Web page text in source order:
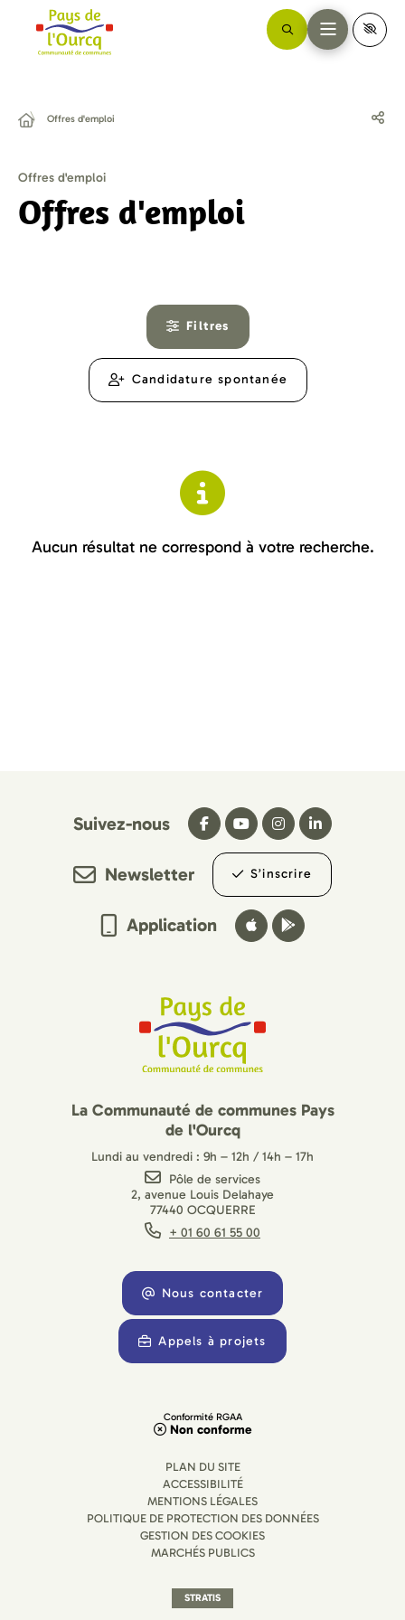
Offres d'emploi
Offres d'emploi
Offres d'emploi
Filtres
Candidature spontanée
Aucun résultat ne correspond à votre recherche.
Suivez-nous
Newsletter S’inscrire
Application
La Communauté de communes Pays
de l'Ourcq
Lundi au vendredi : 9h – 12h / 14h – 17h
Pôle de services
2, avenue Louis Delahaye
77440 OCQUERRE
+ 01 60 61 55 00
Nous contacter
Appels à projets
Conformité RGAA
Non conforme
PLAN DU SITE
ACCESSIBILITÉ
MENTIONS LÉGALES
POLITIQUE DE PROTECTION DES DONNÉES
GESTION DES COOKIES
MARCHÉS PUBLICS
STRATIS